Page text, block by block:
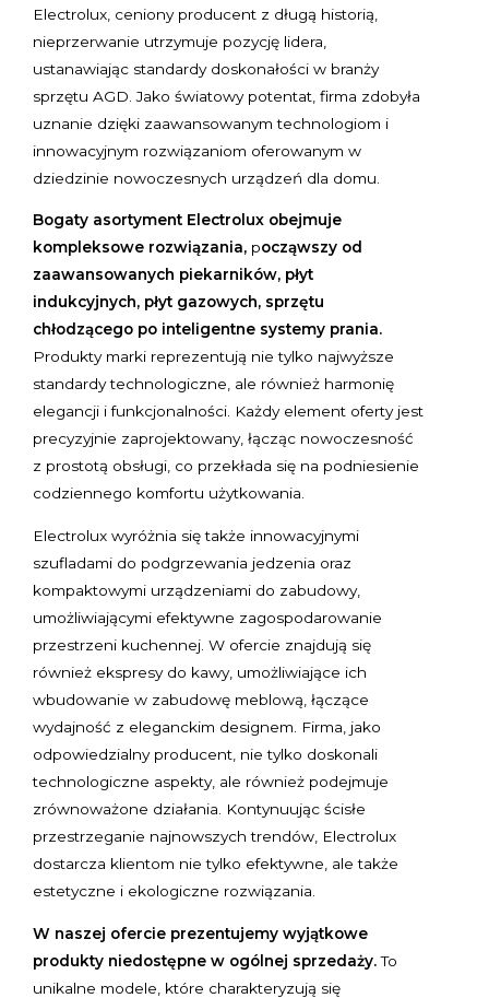
Electrolux, ceniony producent z długą historią,
nieprzerwanie utrzymuje pozycję lidera,
ustanawiając standardy doskonałości w branży
sprzętu AGD. Jako światowy potentat, firma zdobyła
uznanie dzięki zaawansowanym technologiom i
innowacyjnym rozwiązaniom oferowanym w
dziedzinie nowoczesnych urządzeń dla domu.
Bogaty asortyment Electrolux obejmuje
kompleksowe rozwiązania, począwszy od
zaawansowanych piekarników, płyt
indukcyjnych, płyt gazowych, sprzętu
chłodzącego po inteligentne systemy prania.
Produkty marki reprezentują nie tylko najwyższe
standardy technologiczne, ale również harmonię
elegancji i funkcjonalności. Każdy element oferty jest
precyzyjnie zaprojektowany, łącząc nowoczesność
z prostotą obsługi, co przekłada się na podniesienie
codziennego komfortu użytkowania.
Electrolux wyróżnia się także innowacyjnymi
szufladami do podgrzewania jedzenia oraz
kompaktowymi urządzeniami do zabudowy,
umożliwiającymi efektywne zagospodarowanie
przestrzeni kuchennej. W ofercie znajdują się
również ekspresy do kawy, umożliwiające ich
wbudowanie w zabudowę meblową, łączące
wydajność z eleganckim designem. Firma, jako
odpowiedzialny producent, nie tylko doskonali
technologiczne aspekty, ale również podejmuje
zrównoważone działania. Kontynuując ścisłe
przestrzeganie najnowszych trendów, Electrolux
dostarcza klientom nie tylko efektywne, ale także
estetyczne i ekologiczne rozwiązania.
W naszej ofercie prezentujemy wyjątkowe
produkty niedostępne w ogólnej sprzedaży.To
unikalne modele, które charakteryzują się